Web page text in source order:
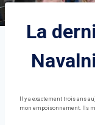
La
Il y a exactement trois ans
mon empoisonnement. Ils